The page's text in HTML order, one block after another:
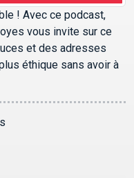
! Avec ce podcast,
vous invite sur ce
et des adresses
éthique sans avoir à